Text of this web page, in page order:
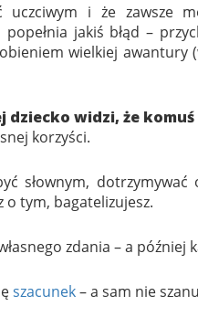
uczciwym i że zawsze
jakiś błąd –
wielkiej awantury
widzi, że komuś
korzyści.
słownym,
o tym, bagatelizujesz.
zdania – a później
szacunek– a sam nie